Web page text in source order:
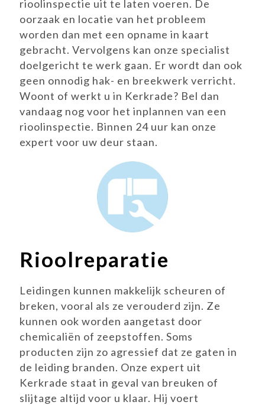
rioolinspectie uit te laten voeren. De
oorzaak en locatie van het probleem
worden dan met een opname in kaart
gebracht. Vervolgens kan onze specialist
doelgericht te werk gaan. Er wordt dan ook
geen onnodig hak- en breekwerk verricht.
Woont of werkt u in Kerkrade? Bel dan
vandaag nog voor het inplannen van een
rioolinspectie. Binnen 24 uur kan onze
expert voor uw deur staan.
Rioolreparatie
Leidingen kunnen makkelijk scheuren of
breken, vooral als ze verouderd zijn. Ze
kunnen ook worden aangetast door
chemicaliën of zeepstoffen. Soms
producten zijn zo agressief dat ze gaten in
de leiding branden. Onze expert uit
Kerkrade staat in geval van breuken of
slijtage altijd voor u klaar. Hij voert